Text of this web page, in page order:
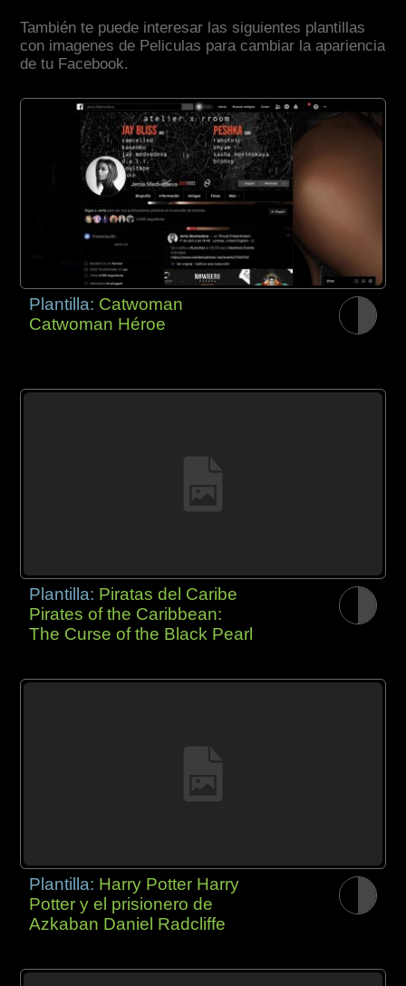
También te puede interesar las siguientes plantillas
con imagenes de Peliculas para cambiar la apariencia
de tu Facebook.
Plantilla: Catwoman
Catwoman Héroe
Plantilla: Piratas del Caribe
Pirates of the Caribbean:
The Curse of the Black Pearl
Plantilla: Harry Potter Harry
Potter y el prisionero de
Azkaban Daniel Radcliffe